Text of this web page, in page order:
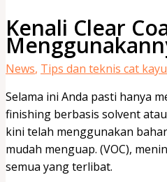
Kenali Clear
News, Tips dan teknis cat
Selama ini Anda pasti hanya
finishing berbasis solvent
kini telah menggunakan
mudah menguap. (VOC),
semua yang terlibat.